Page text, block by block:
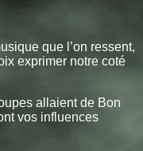
que l’on ressent,
exprimer notre coté
allaient de Bon
vos influences